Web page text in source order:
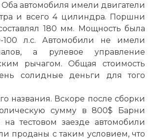
автомобиля имели двигатели
и всего 4 цилиндра. Поршни
180 мм. Мощность была
100 л.с. Автомобили не имели
а рулевое управление
рычагом. Общая стоимость
солидные деньги для того
названия. Вскоре после сборки
сумму в 800$ Барни
тестовом заезде автомобили
проданы с таким условием, что